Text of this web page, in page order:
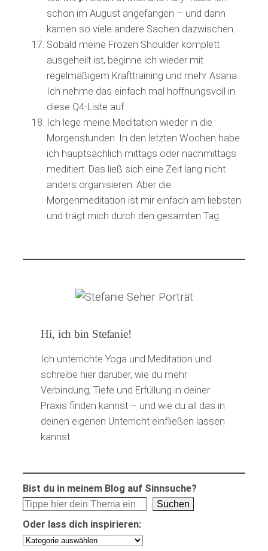
schon im August angefangen – und dann
kamen so viele andere Sachen dazwischen.
Sobald meine Frozen Shoulder komplett
ausgeheilt ist, beginne ich wieder mit
regelmäßigem Krafttraining und mehr Asana.
Ich nehme das einfach mal hoffnungsvoll in
diese Q4-Liste auf.
Ich lege meine Meditation wieder in die
Morgenstunden. In den letzten Wochen habe
ich hauptsächlich mittags oder nachmittags
meditiert. Das ließ sich eine Zeit lang nicht
anders organisieren. Aber die
Morgenmeditation ist mir einfach am liebsten
und trägt mich durch den gesamten Tag.
Hi, ich bin Stefanie!
Ich unterrichte Yoga und Meditation und
schreibe hier darüber, wie du mehr
Verbindung, Tiefe und Erfüllung in deiner
Praxis finden kannst – und wie du all das in
deinen eigenen Unterricht einfließen lassen
kannst.
Bist du in meinem Blog auf Sinnsuche?
Suchen
Oder lass dich inspirieren: